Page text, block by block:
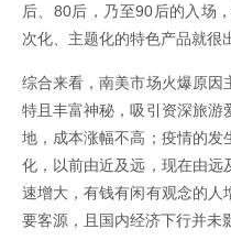
后、80后，乃至90后的入场
次化、主题化的特色产品就很
综合来看，南美市场火爆原因
特且丰富神秘，吸引资深旅游
地，成本涨幅不高；疫情的发
化，以前由近及远，现在由远
速增大，有钱有闲有观念的人
要客源，且国内经济下行并未